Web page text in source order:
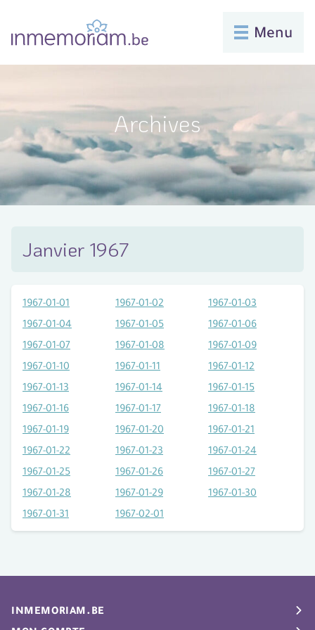
Menu
Archives
Janvier 1967
1967-01-01 1967-01-02
1967-01-03
1967-01-04
1967-01-05
1967-01-06
1967-01-07
1967-01-08
1967-01-09
1967-01-10
1967-01-11
1967-01-12
1967-01-13
1967-01-14
1967-01-15
1967-01-16
1967-01-17
1967-01-18
1967-01-19
1967-01-20
1967-01-21
1967-01-22
1967-01-23
1967-01-24
1967-01-25
1967-01-26
1967-01-27
1967-01-28
1967-01-29
1967-01-30
1967-01-31
1967-02-01
INMEMORIAM.BE